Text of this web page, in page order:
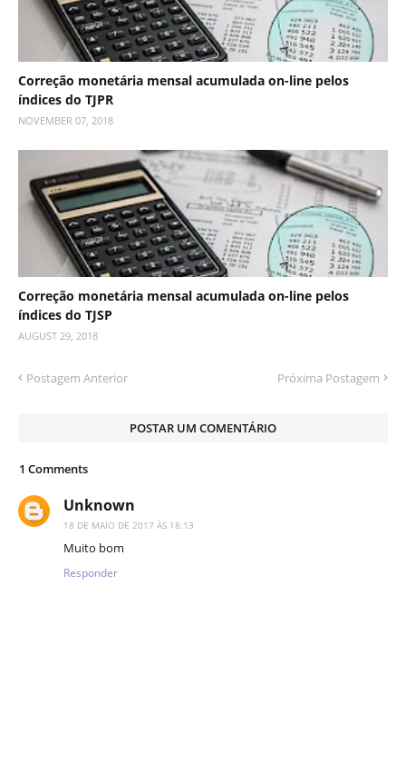
Correção monetária mensal acumulada on-line pelos
índices do TJPR
NOVEMBER 07, 2018
Correção monetária mensal acumulada on-line pelos
índices do TJSP
AUGUST 29, 2018
Postagem Anterior Próxima Postagem
POSTAR UM COMENTÁRIO
1 Comments
Unknown
18 DE MAIO DE 2017 ÀS 18:13
Muito bom
Responder